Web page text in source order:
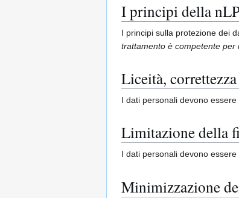
I principi della
I principi sulla protezione dei
trattamento è competente per
Liceità,
I dati personali devono
Limitazione della
I dati personali devono
Minimizzazione